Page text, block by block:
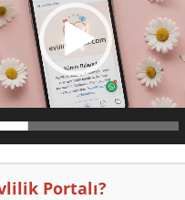
Portalı?